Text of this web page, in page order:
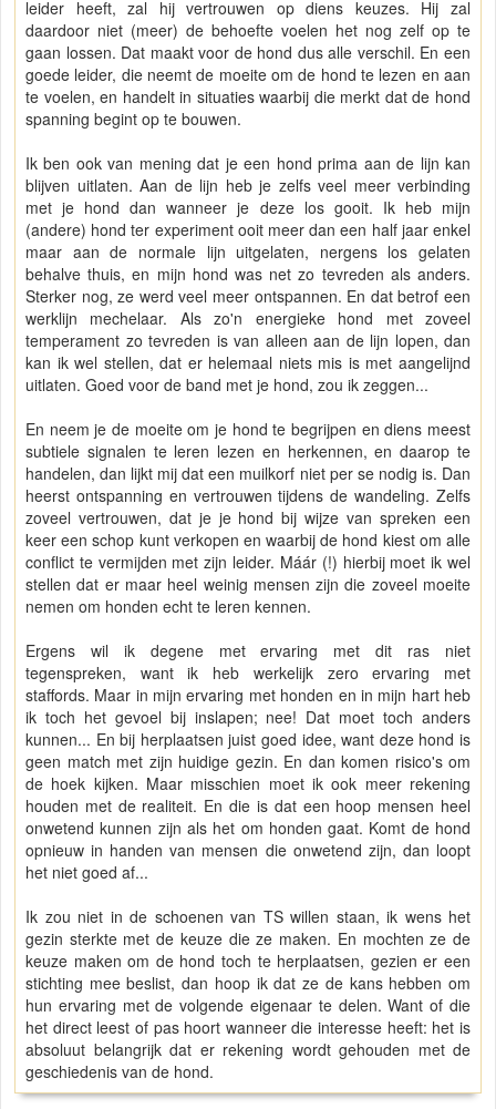
leider heeft, zal hij vertrouwen op diens keuzes. Hij zal
daardoor niet (meer) de behoefte voelen het nog zelf op te
gaan lossen. Dat maakt voor de hond dus alle verschil. En een
goede leider, die neemt de moeite om de hond te lezen en aan
te voelen, en handelt in situaties waarbij die merkt dat de hond
spanning begint op te bouwen.
Ik ben ook van mening dat je een hond prima aan de lijn kan
blijven uitlaten. Aan de lijn heb je zelfs veel meer verbinding
met je hond dan wanneer je deze los gooit. Ik heb mijn
(andere) hond ter experiment ooit meer dan een half jaar enkel
maar aan de normale lijn uitgelaten, nergens los gelaten
behalve thuis, en mijn hond was net zo tevreden als anders.
Sterker nog, ze werd veel meer ontspannen. En dat betrof een
werklijn mechelaar. Als zo'n energieke hond met zoveel
temperament zo tevreden is van alleen aan de lijn lopen, dan
kan ik wel stellen, dat er helemaal niets mis is met aangelijnd
uitlaten. Goed voor de band met je hond, zou ik zeggen...
En neem je de moeite om je hond te begrijpen en diens meest
subtiele signalen te leren lezen en herkennen, en daarop te
handelen, dan lijkt mij dat een muilkorf niet per se nodig is. Dan
heerst ontspanning en vertrouwen tijdens de wandeling. Zelfs
zoveel vertrouwen, dat je je hond bij wijze van spreken een
keer een schop kunt verkopen en waarbij de hond kiest om alle
conflict te vermijden met zijn leider. Máár (!) hierbij moet ik wel
stellen dat er maar heel weinig mensen zijn die zoveel moeite
nemen om honden echt te leren kennen.
Ergens wil ik degene met ervaring met dit ras niet
tegenspreken, want ik heb werkelijk zero ervaring met
staffords. Maar in mijn ervaring met honden en in mijn hart heb
ik toch het gevoel bij inslapen; nee! Dat moet toch anders
kunnen... En bij herplaatsen juist goed idee, want deze hond is
geen match met zijn huidige gezin. En dan komen risico's om
de hoek kijken. Maar misschien moet ik ook meer rekening
houden met de realiteit. En die is dat een hoop mensen heel
onwetend kunnen zijn als het om honden gaat. Komt de hond
opnieuw in handen van mensen die onwetend zijn, dan loopt
het niet goed af...
Ik zou niet in de schoenen van TS willen staan, ik wens het
gezin sterkte met de keuze die ze maken. En mochten ze de
keuze maken om de hond toch te herplaatsen, gezien er een
stichting mee beslist, dan hoop ik dat ze de kans hebben om
hun ervaring met de volgende eigenaar te delen. Want of die
het direct leest of pas hoort wanneer die interesse heeft: het is
absoluut belangrijk dat er rekening wordt gehouden met de
geschiedenis van de hond.